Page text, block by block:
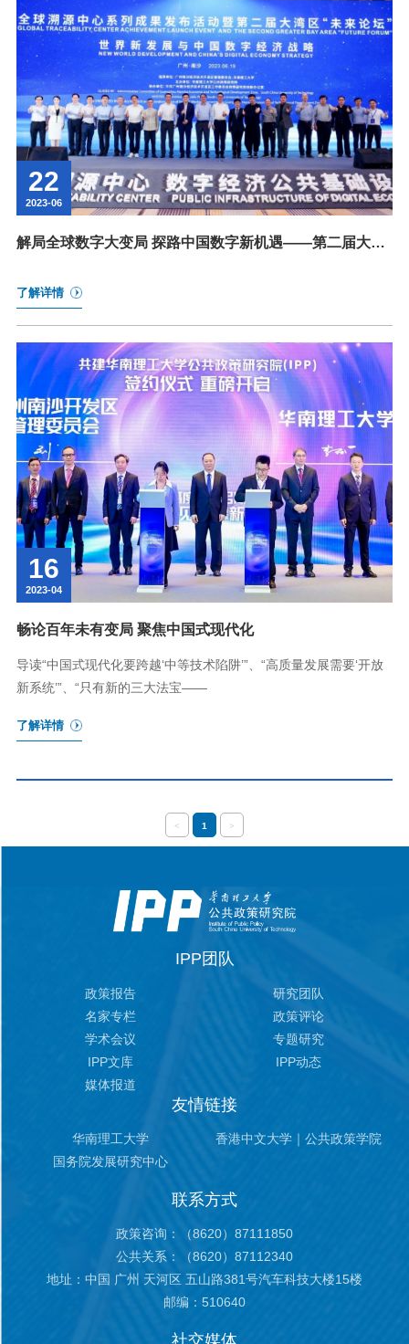
22
2023-06
解局全球数字大变局 探路中国数字新机遇——第二届大湾
了解详情
16
2023-04
畅论百年未有变局 聚焦中国式现代化
导读“中国式现代化要跨越‘中等技术陷阱’”、“高质量发展需要‘开放
新系统’”、“只有新的三大法宝——
了解详情
< 1 >
IPP团队
政策报告
研究团队
名家专栏
政策评论
学术会议
专题研究
IPP文库
IPP动态
媒体报道
友情链接
华南理工大学
香港中文大学｜公共政策学院
国务院发展研究中心
联系方式
政策咨询：（8620）87111850
公共关系：（8620）87112340
地址： 中国 广州 天河区 五山路381号汽车科技大楼15楼
邮编：510640